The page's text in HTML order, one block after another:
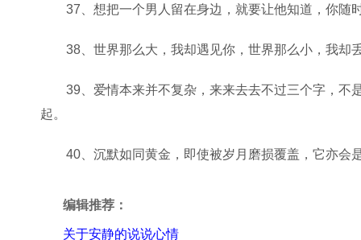
37、想把一个男人留在身边，就要让他知道，你随
38、世界那么大，我却遇见你，世界那么小，我却
39、爱情本来并不复杂，来来去去不过三个字，不
起。
40、沉默如同黄金，即使被岁月磨损覆盖，它亦会
编辑推荐：
关于安静的说说心情